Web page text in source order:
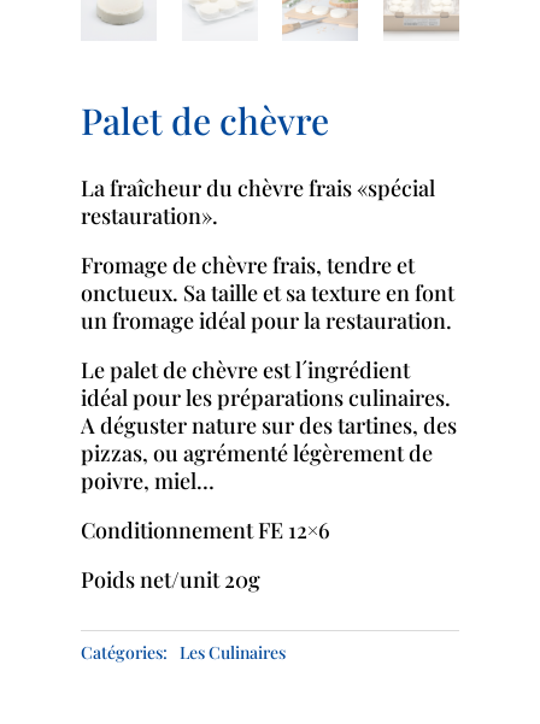
Palet de chèvre
La fraîcheur du chèvre frais «spécial
restauration».
Fromage de chèvre frais, tendre et
onctueux. Sa taille et sa texture en font
un fromage idéal pour la restauration.
Le palet de chèvre est l´ingrédient
idéal pour les préparations culinaires.
A déguster nature sur des tartines, des
pizzas, ou agrémenté légèrement de
poivre, miel…
Conditionnement FE 12×6
Poids net/unit 20g